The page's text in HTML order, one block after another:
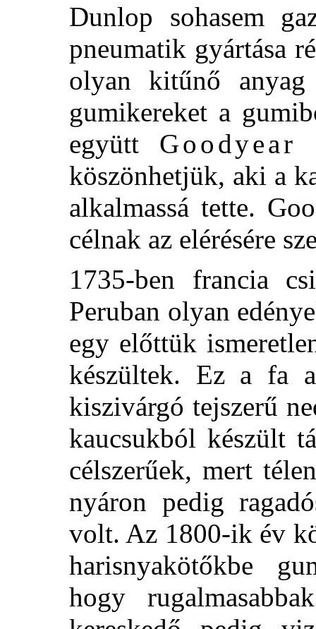
Dunlop sohasem
pneumatik gyártása
olyan kitűnő
gumikereket a
együtt Goodyear
köszönhetjük, aki a
alkalmassá tette.
célnak az elérésére
1735-ben francia
Peruban olyan
egy előttük
készültek. Ez a fa
kiszivárgó tejszerű
kaucsukból készült
célszerűek, mert
nyáron pedig
volt. Az 1800-ik év
harisnyakötőkbe
hogy